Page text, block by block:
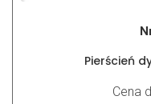
Pierścień
Cena